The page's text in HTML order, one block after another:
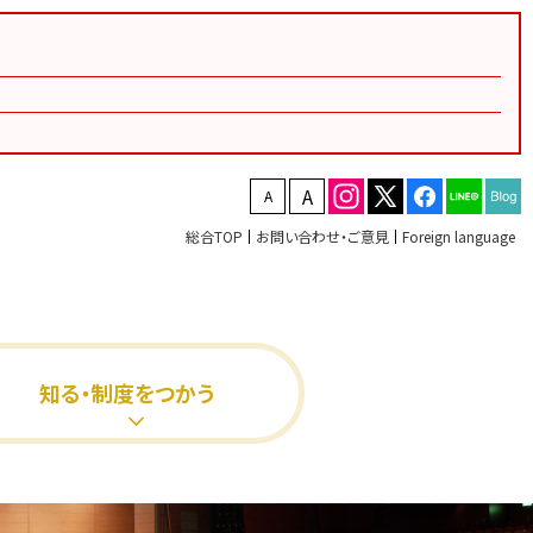
文字を縮小する
文字を拡大する
総合TOP お問い合わせ・ご意見 Foreign language
知る・制度をつかう